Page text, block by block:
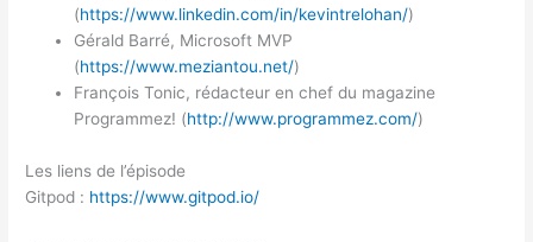
(https://www.linkedin.com/in/kevintrelohan/)
Gérald Barré, Microsoft MVP
(https://www.meziantou.net/)
François Tonic, rédacteur en chef du magazine
Programmez! (http://www.programmez.com/)
Les liens de l’épisode
Gitpod : https://www.gitpod.io/